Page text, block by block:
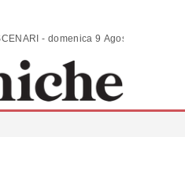
ANALISI | COMMENTI | SCENARI - domenica 9 Agosto 2026